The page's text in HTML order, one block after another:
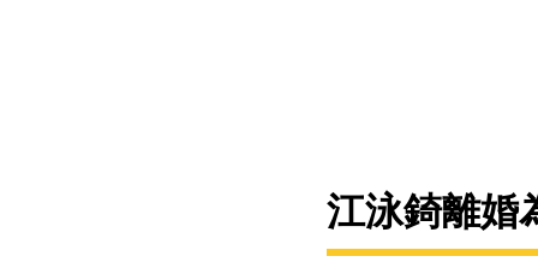
江泳錡離婚